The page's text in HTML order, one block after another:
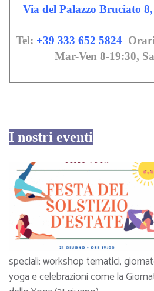
Via del Palazzo Bruciato
Tel: +39 333 652 5824
Mar-Ven 8-19:30,
I nostri eventi
speciali: workshop tematici,
yoga e celebrazioni come la